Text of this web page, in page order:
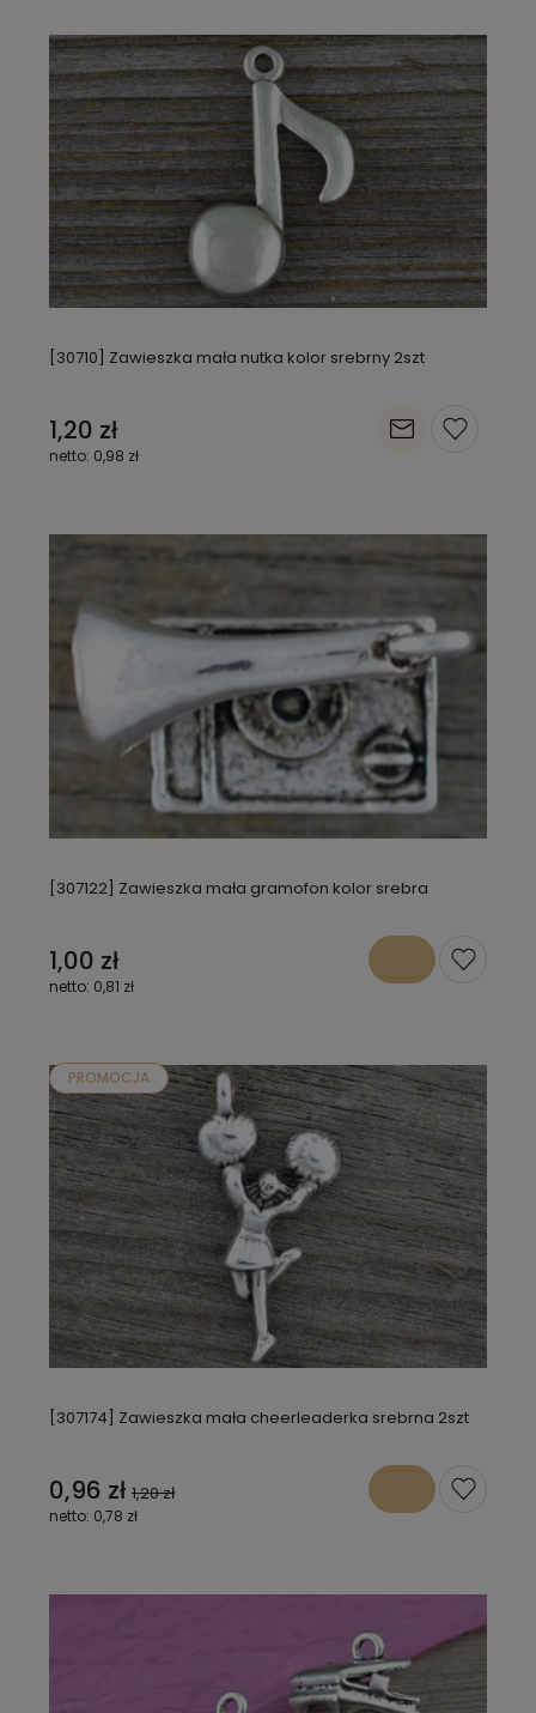
[30710] Zawieszka mała nutka kolor srebrny 2szt
1,20 zł
0,98 zł
[307122] Zawieszka mała gramofon kolor srebra
1,00 zł
0,81 zł
[307174] Zawieszka mała cheerleaderka srebrna 2szt
0,96 zł 1,20 zł
0,78 zł
PROMOCJA